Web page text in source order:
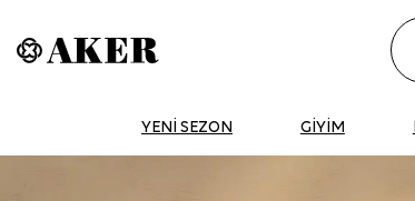
YENİ SEZON GİYİM